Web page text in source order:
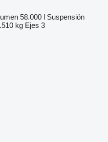
58.000 l Suspensión
kg Ejes 3